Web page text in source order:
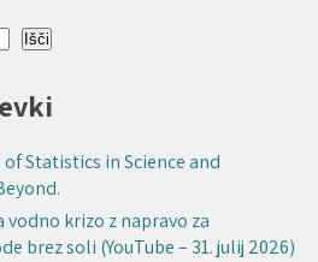
Išči
Statistics in Science and
krizo z napravo za
brez soli (YouTube – 31. julij 2026)